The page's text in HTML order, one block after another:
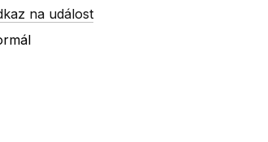
na událost